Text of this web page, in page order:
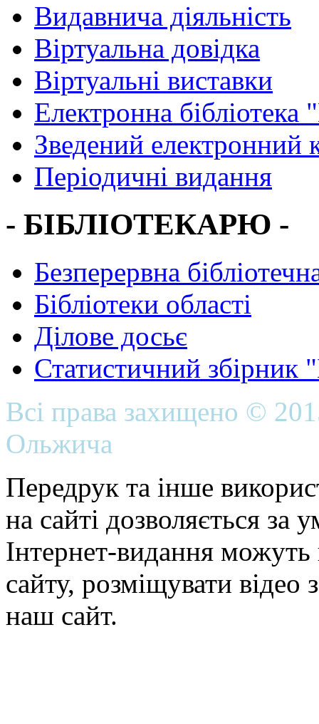
Видавнича діяльність
Віртуальна довідка
Віртуальні виставки
Електронна
Зведений електронний
Періодичні видання
- БІБЛІОТЕКАРЮ -
Безперервна
Бібліотеки області
Ділове досьє
Статистичний
Всі права захищено ©
Ольжича
Передрук та інше
на сайті дозволяється
Інтернет-видання можуть
сайту, розміщувати відео
наш сайт.